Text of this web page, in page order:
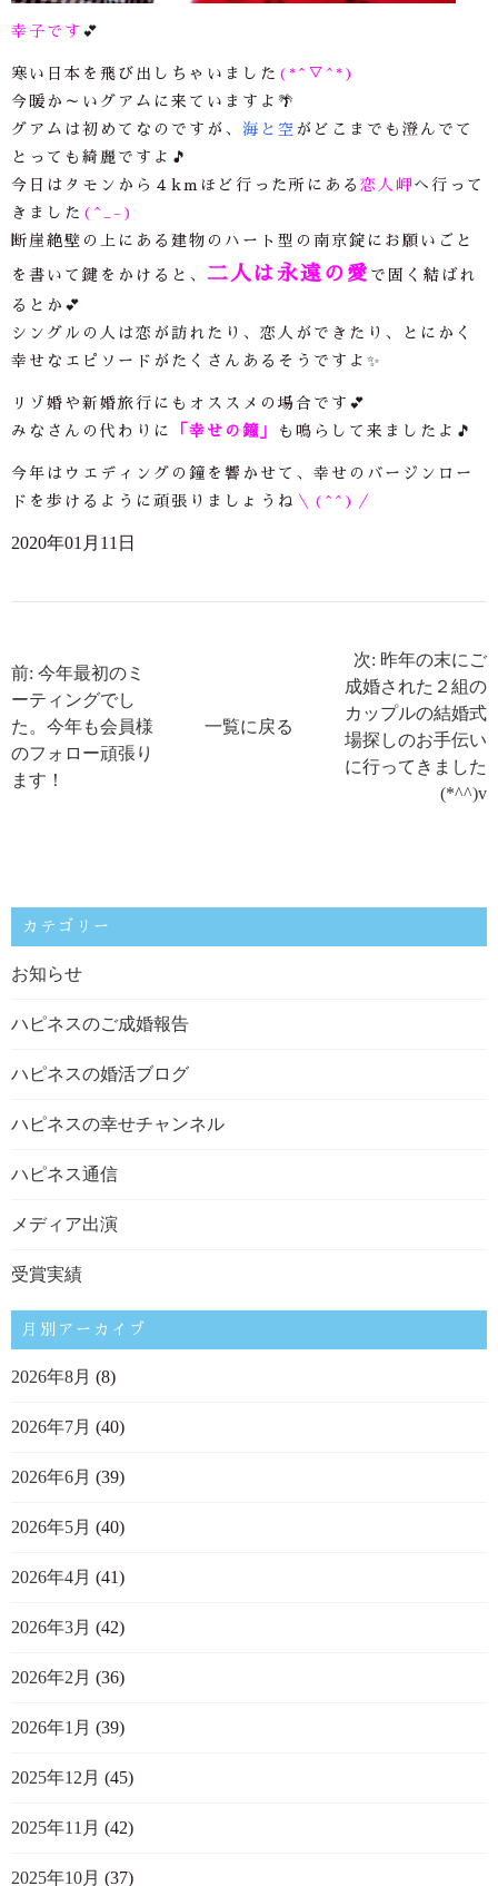
幸子です 💕
寒い日本を飛び出しちゃいました (*^▽^*)
今暖か～いグアムに来ていますよ🌴
グアムは初めてなのですが、 海と空 がどこまでも澄んでて
とっても綺麗ですよ🎵
今日はタモンから４kmほど行った所にある 恋人岬 へ行って
きました (^_-)
断崖絶壁の上にある建物のハート型の南京錠にお願いごと
を書いて鍵をかけると、 二人は永遠の愛 で固く結ばれ
るとか💕
シングルの人は恋が訪れたり、恋人ができたり、とにかく
幸せなエピソードがたくさんあるそうですよ✨
リゾ婚や新婚旅行にもオススメの場合です💕
みなさんの代わりに
「幸せの鐘」 も鳴らして来ましたよ🎵
今年はウエディングの鐘を響かせて、幸せのバージンロー
ドを歩けるように頑張りましょうね ＼(^^)／
2020年01月11日
前: 今年最初のミ
ーティングでし
た。今年も会員様
のフォロー頑張り
ます！
一覧に戻る
次: 昨年の末にご
成婚された２組の
カップルの結婚式
場探しのお手伝い
に行ってきました
(*^^)v
カテゴリー
お知らせ
ハピネスのご成婚報告
ハピネスの婚活ブログ
ハピネスの幸せチャンネル
ハピネス通信
メディア出演
受賞実績
月別アーカイブ
2026年8月 (8)
2026年7月 (40)
2026年6月 (39)
2026年5月 (40)
2026年4月 (41)
2026年3月 (42)
2026年2月 (36)
2026年1月 (39)
2025年12月 (45)
2025年11月 (42)
2025年10月 (37)